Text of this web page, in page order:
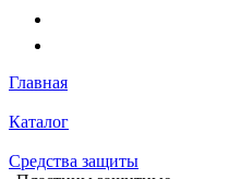
Главная
Каталог
Средства защиты